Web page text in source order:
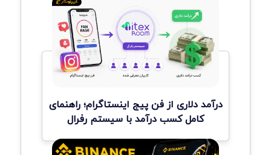
درآمد دلاری از فن پیج اینستاگرام؛ راهنمای
کامل کسب درآمد با سیستم رفرال